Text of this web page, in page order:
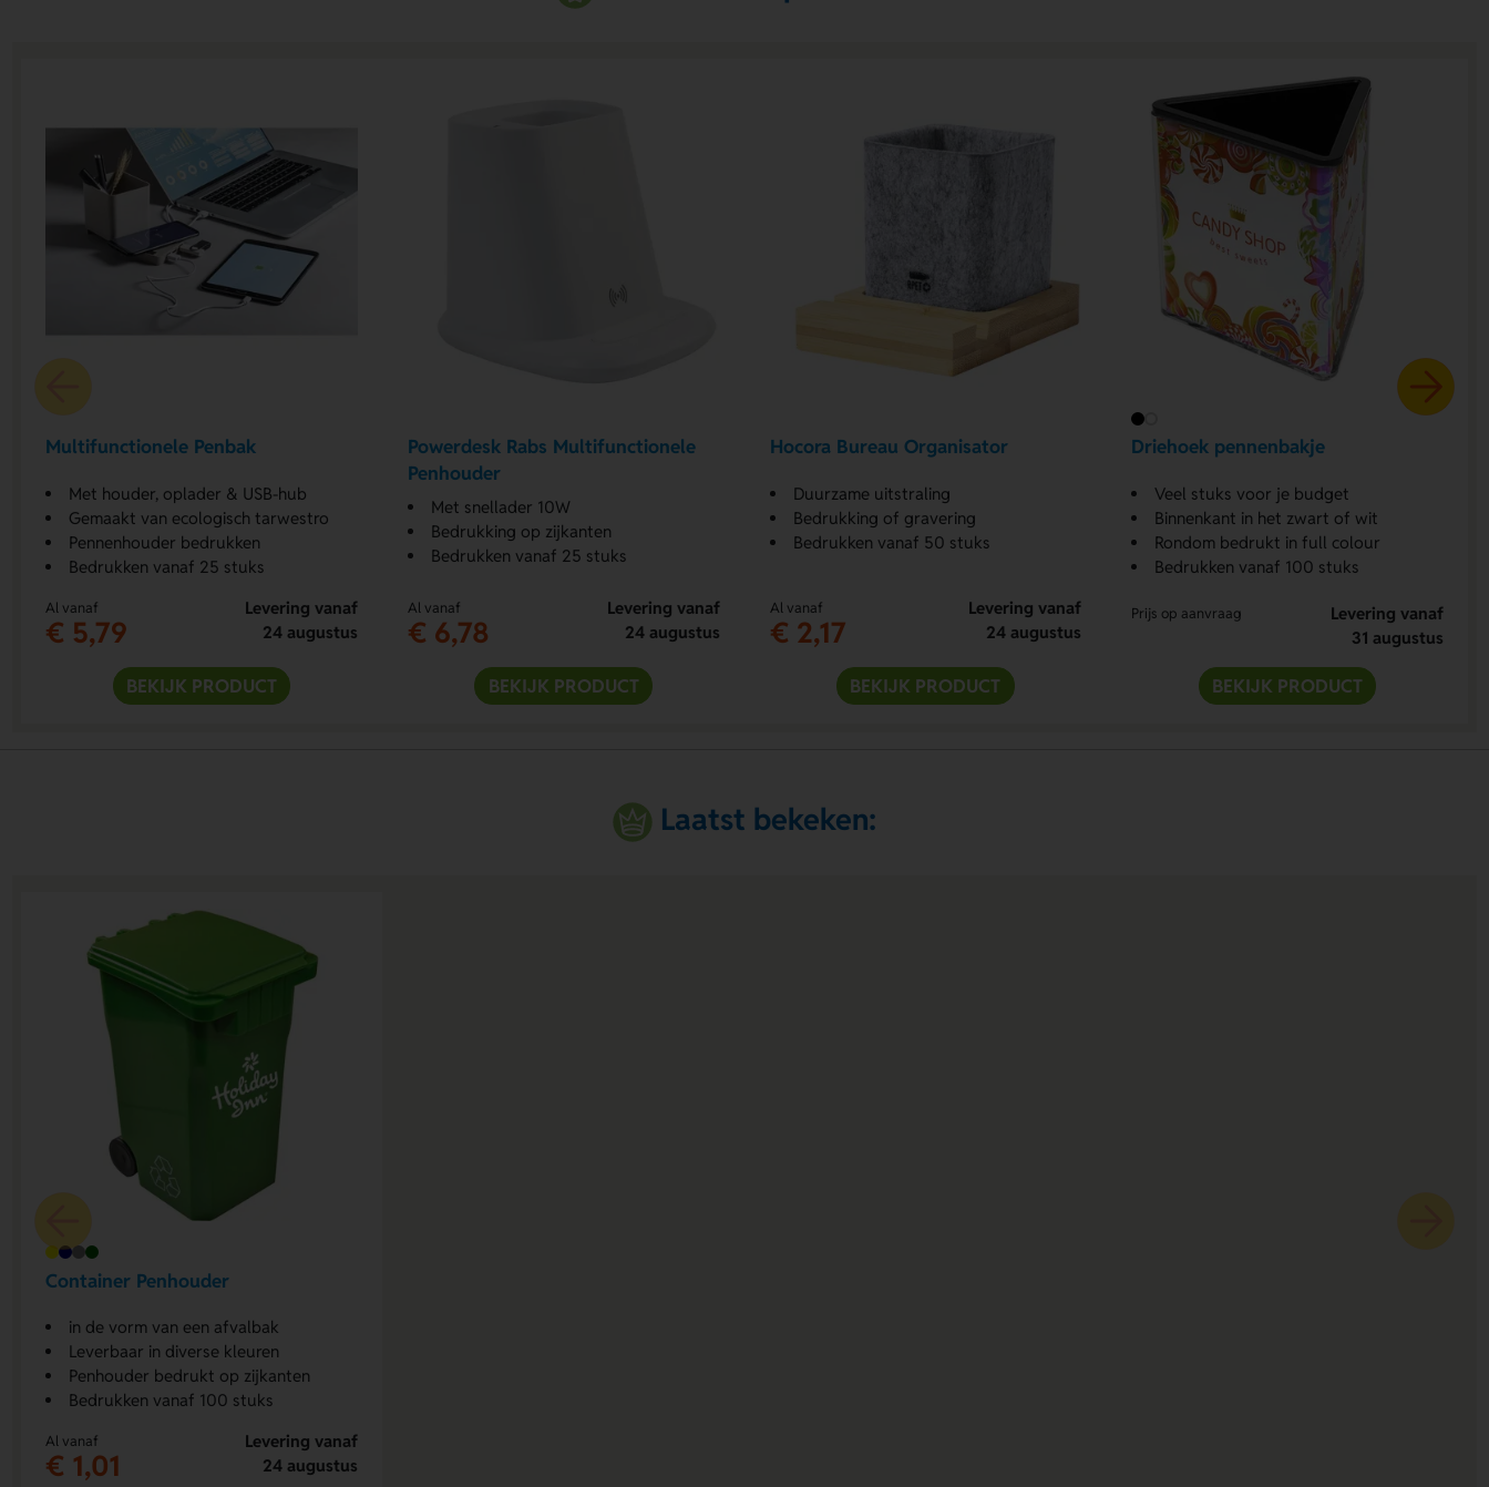
Multifunctionele Penbak
Met houder, oplader & USB-hub
Gemaakt van ecologisch tarwestro
Pennenhouder bedrukken
Bedrukken vanaf 25 stuks
Al vanaf
€ 5,79
Levering vanaf
24 augustus
BEKIJK PRODUCT
Powerdesk Rabs Multifunctionele
Penhouder
Met snellader 10W
Bedrukking op zijkanten
Bedrukken vanaf 25 stuks
Al vanaf
€ 6,78
Levering vanaf
24 augustus
BEKIJK PRODUCT
Hocora Bureau Organisator
Duurzame uitstraling
Bedrukking of gravering
Bedrukken vanaf 50 stuks
Al vanaf
€ 2,17
Levering vanaf
24 augustus
BEKIJK PRODUCT
Driehoek pennenbakje
Veel stuks voor je budget
Binnenkant in het zwart of wit
Rondom bedrukt in full colour
Bedrukken vanaf 100 stuks
Prijs op aanvraag
Levering vanaf
31 augustus
BEKIJK PRODUCT
Laatst bekeken:
Container Penhouder
in de vorm van een afvalbak
Leverbaar in diverse kleuren
Penhouder bedrukt op zijkanten
Bedrukken vanaf 100 stuks
Al vanaf
€ 1,01
Levering vanaf
24 augustus